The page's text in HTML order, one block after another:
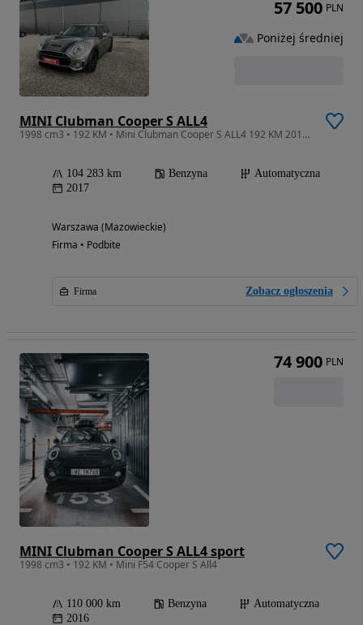
MINI Clubman Cooper S ALL4
1998 cm3 • 192 KM • Mini Clubman Cooper S ALL4 192 KM 2017! Warszawa!
104 283 km Benzyna
Automatyczna
2017
Warszawa (Mazowieckie)
Firma • Podbite
Firma Zobacz ogłoszenia
57 500 PLN
Poniżej średniej
MINI Clubman Cooper S ALL4 sport
1998 cm3 • 192 KM • Mini F54 Cooper S All4
110 000 km Benzyna
Automatyczna
2016
74 900 PLN